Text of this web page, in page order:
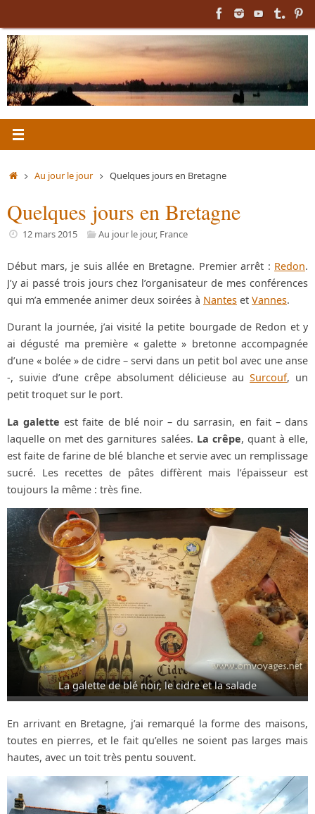
au
contenu
AccueilAu jour le jour Quelques jours en Bretagne
Quelques jours en Bretagne
12 mars 2015 Au jour le jour, France
Début mars, je suis allée en Bretagne. Premier arrêt : Redon.
J’y ai passé trois jours chez l’organisateur de mes conférences
qui m’a emmenée animer deux soirées à Nantes et Vannes.
Durant la journée, j’ai visité la petite bourgade de Redon et y
ai dégusté ma première « galette » bretonne accompagnée
d’une « bolée » de cidre – servi dans un petit bol avec une anse
-, suivie d’une crêpe absolument délicieuse auSurcouf, un
petit troquet sur le port.
La galette est faite de blé noir – du sarrasin, en fait – dans
laquelle on met des garnitures salées. La crêpe, quant à elle,
est faite de farine de blé blanche et servie avec un remplissage
sucré. Les recettes de pâtes diffèrent mais l’épaisseur est
toujours la même : très fine.
La galette de blé noir, le cidre et la salade
En arrivant en Bretagne, j’ai remarqué la forme des maisons,
toutes en pierres, et le fait qu’elles ne soient pas larges mais
hautes, avec un toit très pentu souvent.